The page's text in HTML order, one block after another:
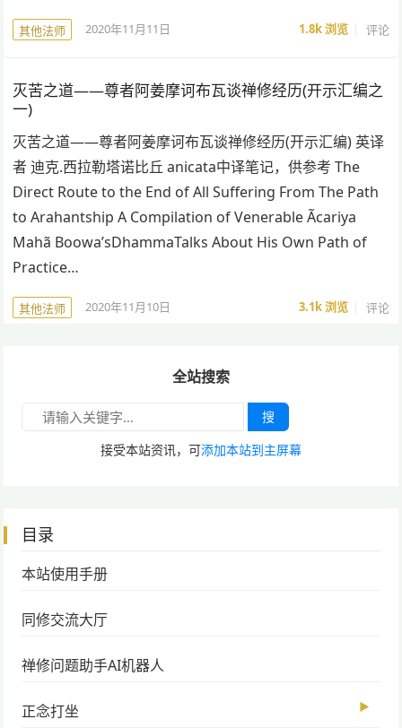
其他法师 2020年11月11日 1.8k浏览 评论
灭苦之道——尊者阿姜摩诃布瓦谈禅修经历(开示汇编之
一)
灭苦之道——尊者阿姜摩诃布瓦谈禅修经历(开示汇编) 英译
者 迪克.西拉勒塔诺比丘 anicata中译笔记，供参考 The
Direct Route to the End of All Suffering From The Path
to Arahantship A Compilation of Venerable Ãcariya
Mahã Boowa’sDhammaTalks About His Own Path of
Practice…
其他法师 2020年11月10日 3.1k浏览 评论
全站搜索
搜
接受本站资讯，可添加本站到主屏幕
目录
本站使用手册
同修交流大厅
禅修问题助手AI机器人
正念打坐 ▶